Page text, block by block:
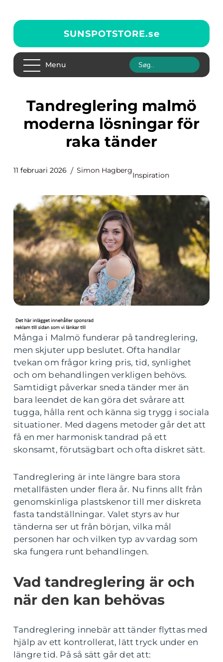
SUNSPOTSTORE.se
Menu
Tandreglering malmö
moderna lösningar för
raka tänder
11 februari 2026 Simon Hagberg
Inspiration
Många i Malmö funderar på tandreglering,
men skjuter upp beslutet. Ofta handlar
tvekan om frågor kring pris, tid, synlighet
och om behandlingen verkligen behövs.
Samtidigt påverkar sneda tänder mer än
bara leendet de kan göra det svårare att
tugga, hålla rent och känna sig trygg i sociala
situationer. Med dagens metoder går det att
få en mer harmonisk tandrad på ett
skonsamt, förutsägbart och ofta diskret sätt.
Tandreglering är inte längre bara stora
metallfästen under flera år. Nu finns allt från
genomskinliga plastskenor till mer diskreta
fasta tandställningar. Valet styrs av hur
tänderna ser ut från början, vilka mål
personen har och vilken typ av vardag som
ska fungera runt behandlingen.
Vad tandreglering är och
när den kan behövas
Tandreglering innebär att tänder flyttas med
hjälp av ett kontrollerat, lätt tryck under en
längre tid. På så sätt går det att: